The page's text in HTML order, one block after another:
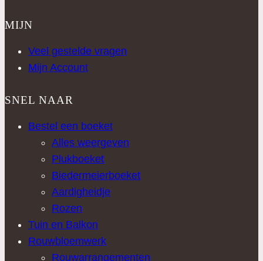
MIJN
Veel gestelde vragen
Mijn Account
SNEL NAAR
Bestel een boeket
Alles weergeven
Plukboeket
Biedermeierboeket
Aardigheidje
Rozen
Tuin en Balkon
Rouwbloemwerk
Rouwarrangementen